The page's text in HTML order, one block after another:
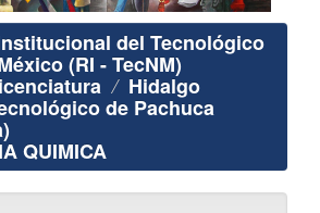
del Tecnológico
(RI - TecNM)
Hidalgo
de Pachuca
QUIMICA